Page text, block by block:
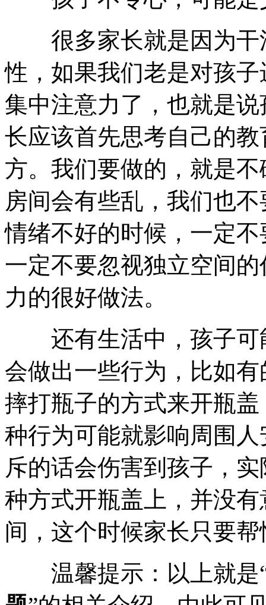
很多家长就是因为干
性，如果我们老是对孩
集中注意力了，也就是
长应该首先思考自己的
方。我们要做的，就是
房间会有些乱，我们也
情绪不好的时候，一定
一定不要忽视独立空间
力的很好做法。
还有生活中，孩子可
会做出一些行为，比如
摔打瓶子的方式来开瓶
种行为可能就影响周围
斥的话会伤害到孩子，
种方式开瓶盖上，并没
间，这个时候家长只要
温馨提示：以上就是